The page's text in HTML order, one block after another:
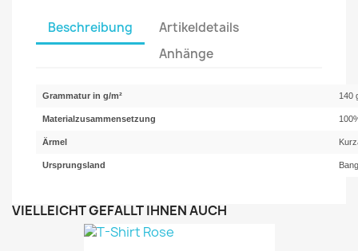
Beschreibung
Artikeldetails
Anhänge
Grammatur in g/m² 140
Materialzusammensetzung
Ärmel
Ursprungsland
VIELLEICHT GEFÄLLT IHNEN AUCH